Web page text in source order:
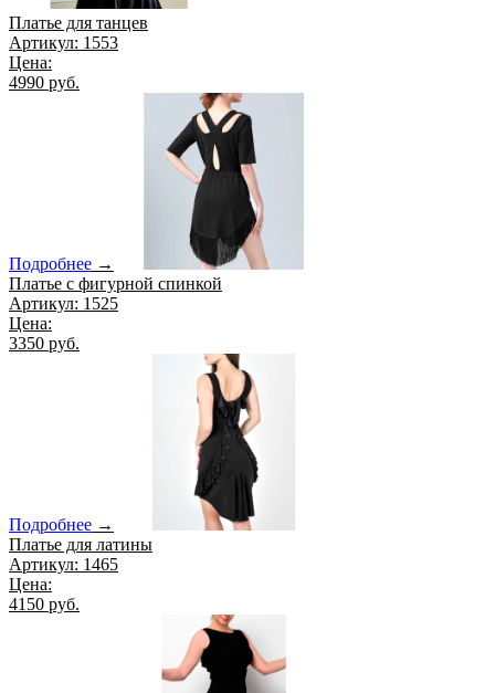
Платье для танцев
Артикул: 1553
Цена:
4990 руб.
Подробнее →
Платье с фигурной спинкой
Артикул: 1525
Цена:
3350 руб.
Подробнее →
Платье для латины
Артикул: 1465
Цена:
4150 руб.